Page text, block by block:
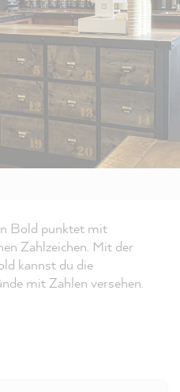
Bold punktet mit
Zahlzeichen. Mit der
kannst du die
mit Zahlen versehen.